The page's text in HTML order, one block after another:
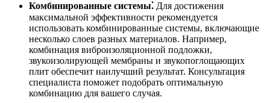
Комбинированные системы⁚ Для достижения
максимальной эффективности рекомендуется
использовать комбинированные системы, включающие
несколько слоев разных материалов. Например,
комбинация виброизоляционной подложки,
звукоизолирующей мембраны и звукопоглощающих
плит обеспечит наилучший результат. Консультация
специалиста поможет подобрать оптимальную
комбинацию для вашего случая.